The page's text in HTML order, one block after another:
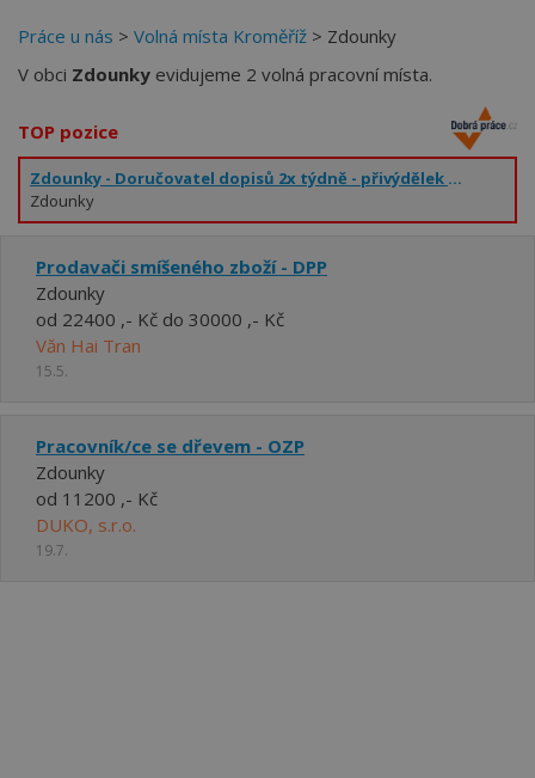
Práce u nás > Volná místa Kroměříž > Zdounky
V obci Zdounky evidujeme 2 volná pracovní místa.
TOP pozice
Zdounky - Doručovatel dopisů 2x týdně - přivýdělek vhodný pro maminky/důchodce
Zdounky
Prodavači smíšeného zboží - DPP
Zdounky
od 22400 ,- Kč do 30000 ,- Kč
Văn Hai Tran
15.5.
Pracovník/ce se dřevem - OZP
Zdounky
od 11200 ,- Kč
DUKO, s.r.o.
19.7.